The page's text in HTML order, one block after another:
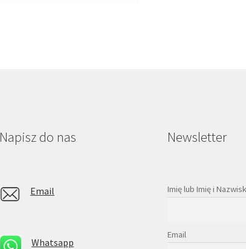
Napisz do nas
Email
Whatsapp
Newsletter
Imię lub Imię i
Email